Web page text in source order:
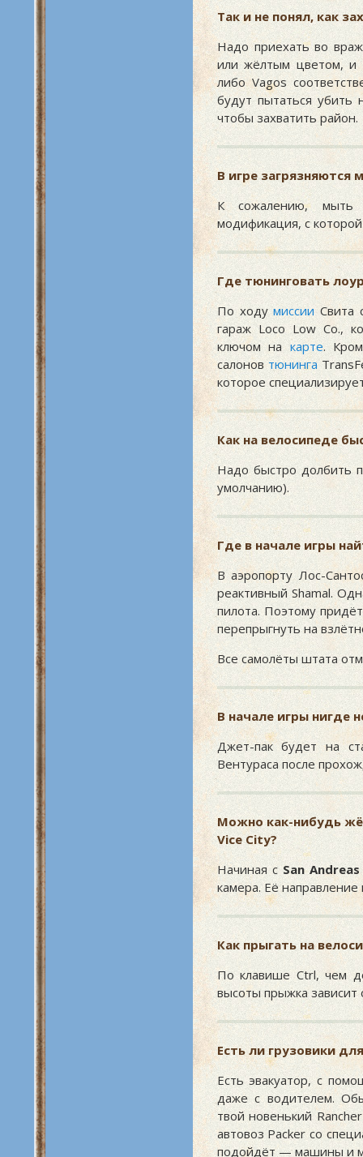
Так и не понял, как
Надо приехать во
или жёлтым цветом, и
либо Vagos
будут пытаться убить
чтобы захватить район.
В игре
К сожалению, мыть
модификация, с
Где тюнинговать
По ходумиссии Свита
гараж Loco Low Co.,
ключом накарте.
салонов тюнинга
которое
Как на велосипеде
Надо быстро долбить
умолчанию).
Где в начале игры
В аэропорту Лос-
реактивный Shamal.
пилота. Поэтому
перепрыгнуть на
Все самолёты штата
В начале игры нигде
Джет-пак будет на
Вентураса после
Можно как-нибудь
Vice City?
Начиная с San Andreas
камера. Её
Как прыгать на
По клавише Ctrl, чем
высоты прыжка зависит
Есть ли грузовики
Есть эвакуатор, с
даже с водителем.
твой новенький
автовоз Packer со
подойдёт — машины и